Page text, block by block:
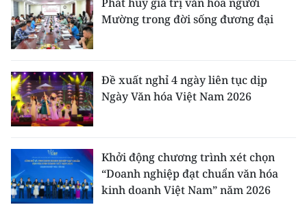
Mường trong đời sống đương đại
Đề xuất nghỉ 4 ngày liên tục dịp
Ngày Văn hóa Việt Nam 2026
Khởi động chương trình xét chọn
“Doanh nghiệp đạt chuẩn văn hóa
kinh doanh Việt Nam” năm 2026